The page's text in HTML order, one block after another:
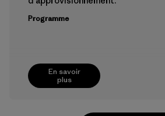
En savoir
plus
Programme